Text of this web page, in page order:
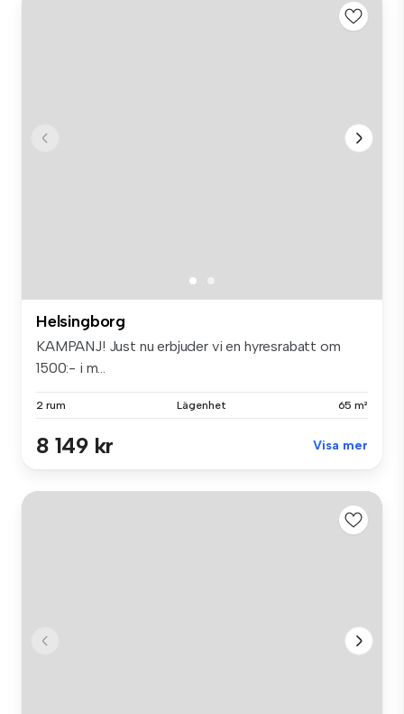
Helsingborg
KAMPANJ! Just nu erbjuder vi en hyresrabatt om
1500:- i m...
2 rum Lägenhet 65 m²
8 149 kr Visa mer